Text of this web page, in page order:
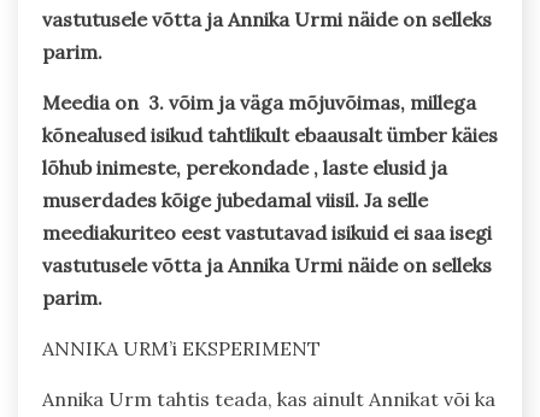
vastutusele võtta ja Annika Urmi näide on selleks
parim.
Meedia on 3. võim ja väga mõjuvõimas, millega
kõnealused isikud tahtlikult ebaausalt ümber käies
lõhub inimeste, perekondade , laste elusid ja
muserdades kõige jubedamal viisil. Ja selle
meediakuriteo eest vastutavad isikuid ei saa isegi
vastutusele võtta ja Annika Urmi näide on selleks
parim.
ANNIKA URM’i EKSPERIMENT
Annika Urm tahtis teada, kas ainult Annikat või ka